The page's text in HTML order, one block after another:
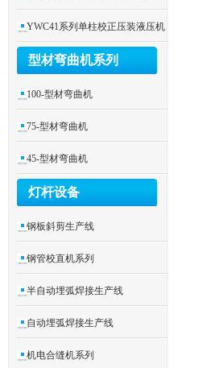
YWC41系列单柱校正压装液压机
型材弯曲机系列
100-型材弯曲机
75-型材弯曲机
45-型材弯曲机
灯杆设备
钢板斜剪生产线
钢管校直机系列
半自动埋弧焊接生产线
自动埋弧焊接生产线
机电合缝机系列